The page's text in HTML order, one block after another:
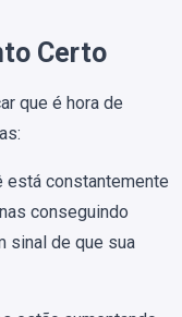
Certo
que é hora de
está constantemente
conseguindo
sinal de que sua